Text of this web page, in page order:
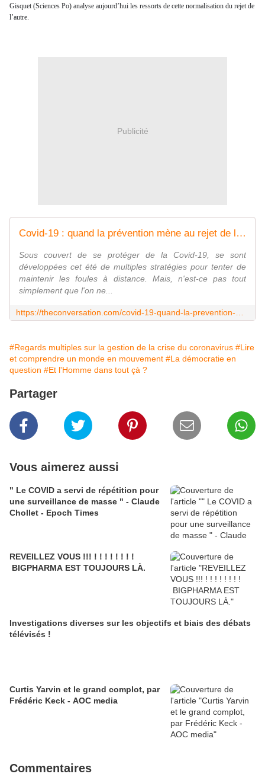
Gisquet (Sciences Po) analyse aujourd’hui les ressorts de cette normalisation du rejet de
l’autre.
Publicité
Covid-19 : quand la prévention mène au rejet de l'autre
Sous couvert de se protéger de la Covid-19, se sont
développées cet été de multiples stratégies pour tenter de
maintenir les foules à distance. Mais, n'est-ce pas tout
simplement que l'on ne...
#Regards multiples sur la gestion de la crise du coronavirus #Lire
et comprendre un monde en mouvement #La démocratie en
question #Et l'Homme dans tout çà ?
Partager
Vous aimerez aussi
" Le COVID a servi de répétition pour
une surveillance de masse " - Claude
Chollet - Epoch Times
REVEILLEZ VOUS !!! ! ! ! ! ! ! ! !
BIGPHARMA EST TOUJOURS LÀ.
Investigations diverses sur les objectifs et biais des débats
télévisés !
Curtis Yarvin et le grand complot, par
Frédéric Keck - AOC media
Commentaires